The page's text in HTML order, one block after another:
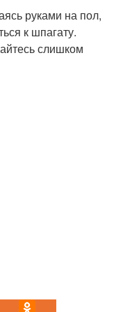
руками на пол,
к шпагату.
слишком